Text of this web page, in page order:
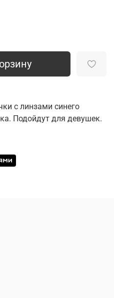
с линзами синего
Подойдут для девушек.